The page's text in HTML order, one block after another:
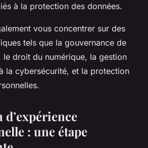
à la protection des données.
vous concentrer sur des
tels que la gouvernance de
le droit du numérique, la gestion
la cybersécurité, et la protection
: une étape